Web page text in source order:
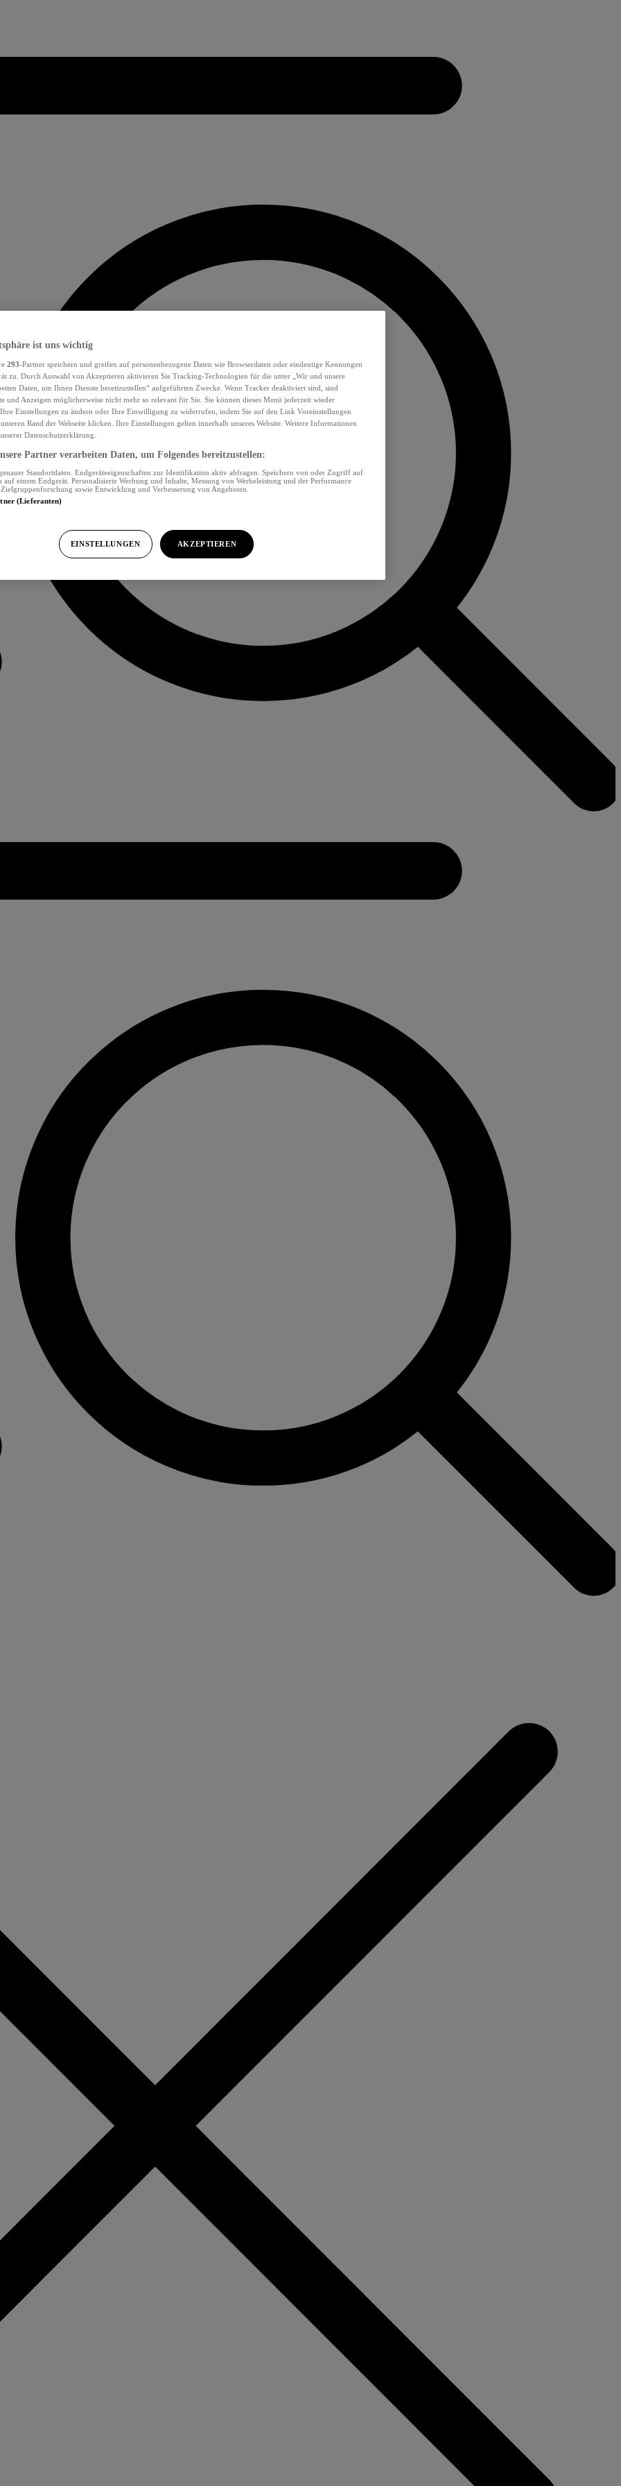
ist uns wichtig
293-Partner speichern und greifen auf personenbezogene Daten wie Browserdaten oder eindeutige Kennungen
zu. Durch Auswahl von Akzeptieren aktivieren Sie Tracking-Technologien für die unter „Wir und unsere
Daten, um Ihnen Dienste bereitzustellen“ aufgeführten Zwecke. Wenn Tracker deaktiviert sind, sind
und Anzeigen möglicherweise nicht mehr so relevant für Sie. Sie können dieses Menü jederzeit wieder
Einstellungen zu ändern oder Ihre Einwilligung zu widerrufen, indem Sie auf den Link Voreinstellungen
Rand der Webseite klicken. Ihre Einstellungen gelten innerhalb unseres Website. Weitere Informationen
Datenschutzerklärung.
Partner verarbeiten Daten, um Folgendes bereitzustellen:
Standortdaten. Endgeräteeigenschaften zur Identifikation aktiv abfragen. Speichern von oder Zugriff auf
einem Endgerät. Personalisierte Werbung und Inhalte, Messung von Werbeleistung und der Performance
sowie Entwicklung und Verbesserung von Angeboten.
(Lieferanten)
EINSTELLUNGEN AKZEPTIEREN